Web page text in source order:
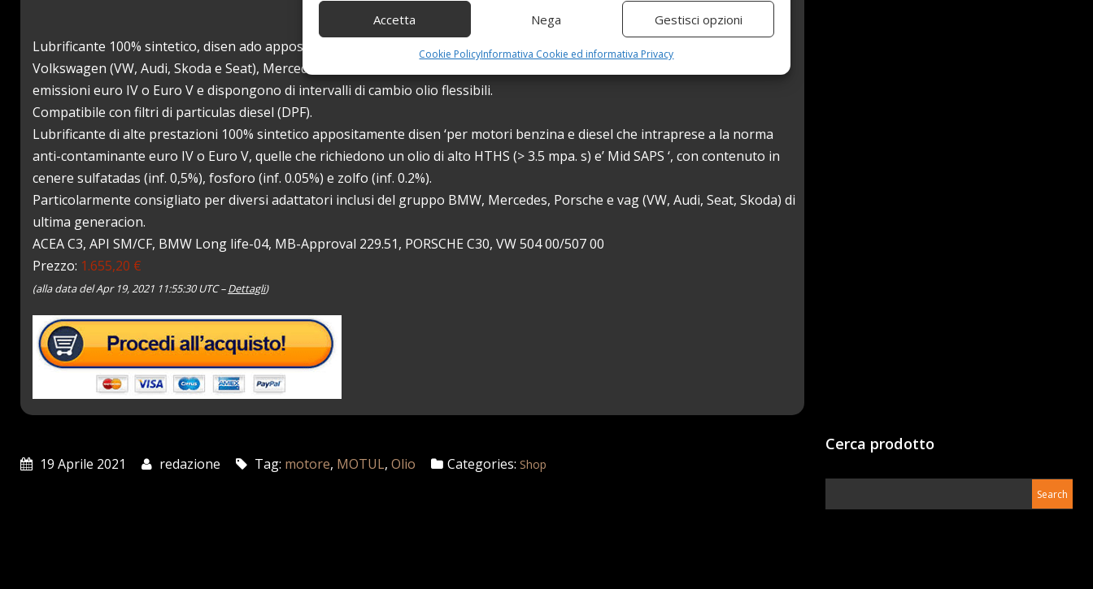
Accetta Nega Gestisci opzioni
Cookie PolicyInformativa Cookie ed informativa Privacy
Lubrificante 100% sintetico, disen ado appositamente per l’ ultima generacion di diversi adattatori inclusi del gruppo
Volkswagen (VW, Audi, Skoda e Seat), Mercedes Benz e BMW, dotati di motori benzina o diesel che almeno le normative di
emissioni euro IV o Euro V e dispongono di intervalli di cambio olio flessibili.
Compatibile con filtri di particulas diesel (DPF).
Lubrificante di alte prestazioni 100% sintetico appositamente disen ‘per motori benzina e diesel che intraprese a la norma
anti-contaminante euro IV o Euro V, quelle che richiedono un olio di alto HTHS (> 3.5 mpa. s) e’ Mid SAPS ‘, con contenuto in
cenere sulfatadas (inf. 0,5%), fosforo (inf. 0.05%) e zolfo (inf. 0.2%).
Particolarmente consigliato per diversi adattatori inclusi del gruppo BMW, Mercedes, Porsche e vag (VW, Audi, Seat, Skoda) di
ultima generacion.
ACEA C3, API SM/CF, BMW Long life-04, MB-Approval 229.51, PORSCHE C30, VW 504 00/507 00
Prezzo: 1.655,20 €
(alla data del Apr 19, 2021 11:55:30 UTC –Dettagli)
19 Aprile 2021 redazione Tag: motore, MOTUL,Olio Categories: Shop
Cerca prodotto